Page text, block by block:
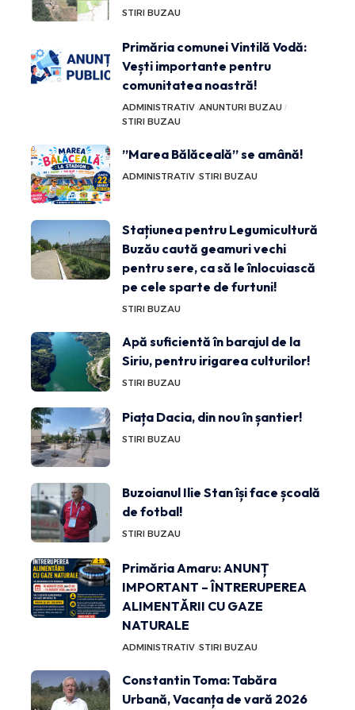
STIRI BUZAU
Primăria comunei Vintilă Vodă:
Vești importante pentru
comunitatea noastră!
ADMINISTRATIV ANUNTURI BUZAU
STIRI BUZAU
”Marea Bălăceală” se amână!
ADMINISTRATIV STIRI BUZAU
Stațiunea pentru Legumicultură
Buzău caută geamuri vechi
pentru sere, ca să le înlocuiască
pe cele sparte de furtuni!
STIRI BUZAU
Apă suficientă în barajul de la
Siriu, pentru irigarea culturilor!
STIRI BUZAU
Piața Dacia, din nou în șantier!
STIRI BUZAU
Buzoianul Ilie Stan își face școală
de fotbal!
STIRI BUZAU
Primăria Amaru: ANUNȚ
IMPORTANT – ÎNTRERUPEREA
ALIMENTĂRII CU GAZE
NATURALE
ADMINISTRATIV STIRI BUZAU
Constantin Toma: Tabăra
Urbană, Vacanța de vară 2026